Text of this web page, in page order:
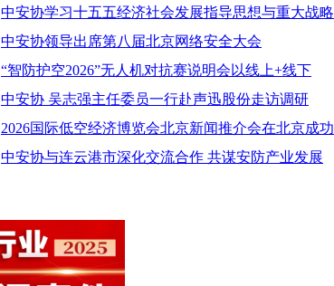
中安协学习十五五经济社会发展指导思想与重大战略
中安协领导出席第八届北京网络安全大会
“智防护空2026”无人机对抗赛说明会以线上+线下
中安协 吴志强主任委员一行赴声迅股份走访调研
2026国际低空经济博览会北京新闻推介会在北京成功
中安协与连云港市深化交流合作 共谋安防产业发展